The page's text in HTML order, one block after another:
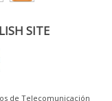
SITE
de Telecomunicación